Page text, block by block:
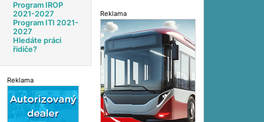
Program IROP
2021-2027
Program ITI 2021-
2027
Hledáte práci
řidiče?
Reklama
Reklama